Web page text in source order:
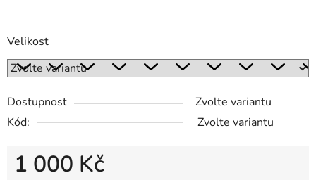
Velikost
Dostupnost
Zvolte variantu
Kód:
Zvolte variantu
1 000 Kč